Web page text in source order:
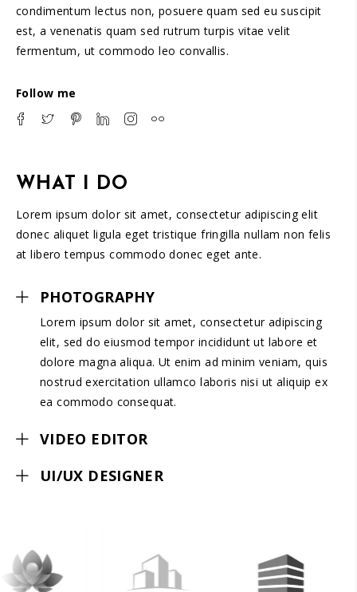
condimentum lectus non, posuere quam sed eu suscipit
est, a venenatis quam sed rutrum turpis vitae velit
fermentum, ut commodo leo convallis.
Follow me
WHAT I DO
Lorem ipsum dolor sit amet, consectetur adipiscing elit
donec aliquet ligula eget tristique fringilla nullam non felis
at libero tempus commodo donec eget ante.
PHOTOGRAPHY
Lorem ipsum dolor sit amet, consectetur adipiscing
elit, sed do eiusmod tempor incididunt ut labore et
dolore magna aliqua. Ut enim ad minim veniam, quis
nostrud exercitation ullamco laboris nisi ut aliquip ex
ea commodo consequat.
VIDEO EDITOR
UI/UX DESIGNER